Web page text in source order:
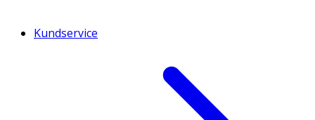
Kundservice